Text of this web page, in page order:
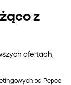
z
ofertach,
od Pepco